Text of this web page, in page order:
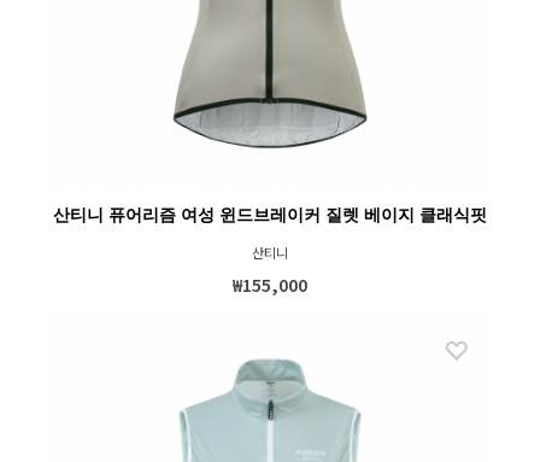
산티니 퓨어리즘 여성 윈드브레이커 질렛 베이지 클래식핏
산티니
₩155,000